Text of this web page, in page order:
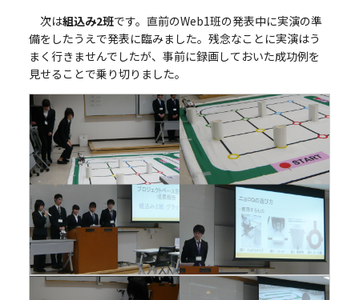
次は組込み2班です。直前のWeb1班の発表中に実演の準
備をしたうえで発表に臨みました。残念なことに実演はう
まく行きませんでしたが、事前に録画しておいた成功例を
見せることで乗り切りました。